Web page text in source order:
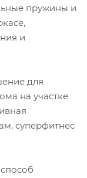
пружины и
и
для
на участке
суперфитнес